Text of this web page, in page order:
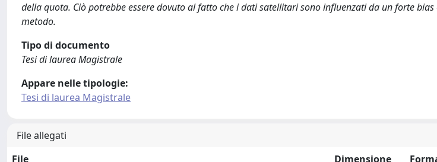
della quota. Ciò potrebbe essere dovuto al fatto che i dati satellitari sono influenzati da un forte
metodo.
Tipo di documento
Tesi di laurea Magistrale
Appare nelle tipologie:
Tesi di laurea Magistrale
File allegati
File
Dimensione